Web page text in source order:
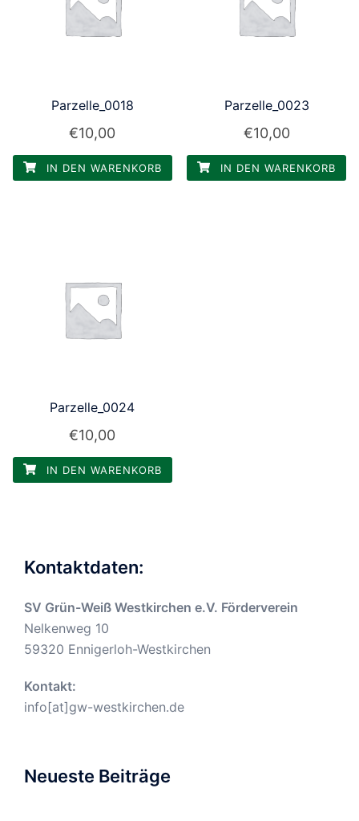
Parzelle_0018
€10,00
IN DEN WARENKORB
Parzelle_0023
€10,00
IN DEN WARENKORB
Parzelle_0024
€10,00
IN DEN WARENKORB
Kontaktdaten:
SV Grün-Weiß Westkirchen e.V. Förderverein
Nelkenweg 10
59320 Ennigerloh-Westkirchen
Kontakt:
info[at]gw-westkirchen.de
Neueste Beiträge